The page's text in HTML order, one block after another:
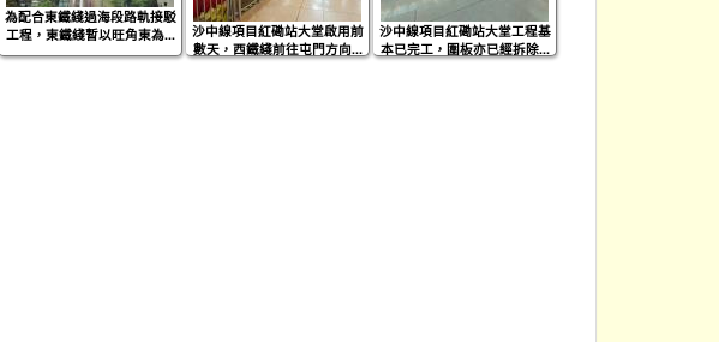
為配合東鐵綫過海段路軌接駁
工程，東鐵綫暫以旺角東為...
沙中線項目紅磡站大堂啟用前
數天，西鐵綫前往屯門方向...
沙中線項目紅磡站大堂工程基
本已完工，圍板亦已經拆除...